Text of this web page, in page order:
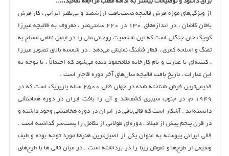
از ویژگی‌های موزه فرش قالیچه دست‌بافت ارزشمند و بی‌نظیر ایرانی‌ ، كار فرش
بافان كاشان‌ ، در اندازه‌های ۱۳۰ در ۲۲۰ سانتی‌متر ، معروف به قالیچه میرزا
كوچك خان جنگلی است كه این شخصیت روحانی ملی را در لباس نظامی مسلح به
تفنگ و اسلحه كمری‌ ، قطار فشنگ نمایش می‌دهد . در شمسه بالای تصویر میرزا
، كتیبه‌ای با عبارت و نام كارخانه ملامحمود دیده می‌شود كه احتمالاً ، با توجه به
این عبارات‌ ، تاریخ بافت قالیچه سال‌های آخر دوره قاجار است ‌.
قدیمی‌ترین فرش شناخته شده در جهان قالی ۲۵۰۰ ساله پازیریک است كه در
۱۹۴۹ م‌، در جنوب سیبری كشف‌شد و آن را بافت ایران در دوره هخامنشی
دانسته‌اند . آشكار است كه قالی‌بافی در ایران در دوره هخامنشی وجود داشته و
در قرن پنجم پیش از میلاد ، دوره‌ای طولانی از تكامل را پشت‌سر گذاشته است‌ .
قالی ایرانی پیوسته به عنوان یكی از اصیل‌ترین هنرها مورد توجه بوده و طیف
وسیعی از طرح‌ها و نقوش زیبا را در برداشته است‌ . در میان قالی‌ ها با طرح‌های